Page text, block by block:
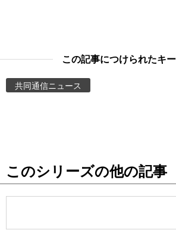
Images
People
公式SNS
この記事につけられたキ
共同通信ニュース
このシリーズの他の記事